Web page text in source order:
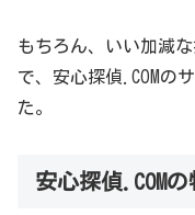
もちろん、いい加減
で、安心探偵.COMの
た。
安心探偵.COM